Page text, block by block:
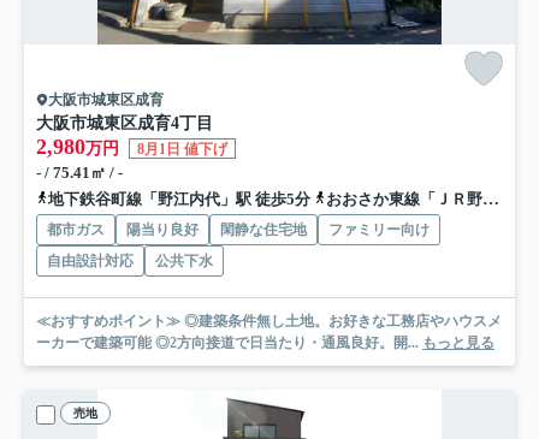
大阪市城東区成育
大阪市城東区成育4丁目
2,980万円 8月1日 値下げ
- / 75.41㎡ / -
地下鉄谷町線「野江内代」駅 徒歩5分
おおさか東線「ＪＲ野江」駅 徒歩6分
都市ガス 陽当り良好 閑静な住宅地
ファミリー向け
自由設計対応
公共下水
≪おすすめポイント≫ ◎建築条件無し土地。お好きな工務店やハウスメ
ーカーで建築可能 ◎2方向接道で日当たり・通風良好。開... もっと見る
売地